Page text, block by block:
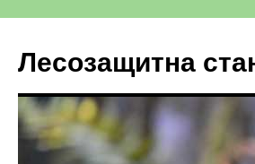
Лесозащитна